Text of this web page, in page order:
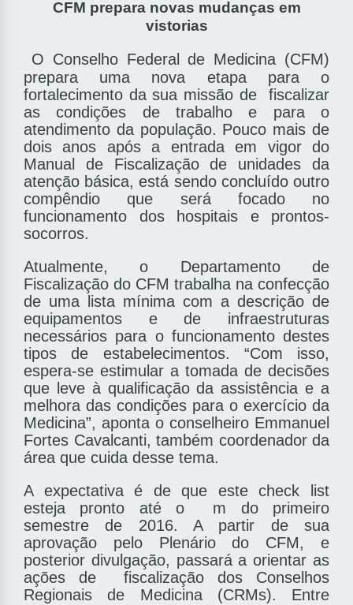
CFM prepara novas mudanças em
vistorias
O Conselho Federal de Medicina (CFM)
prepara uma nova etapa para o
fortalecimento da sua missão de ­ fiscalizar
as condições de trabalho e para o
atendimento da população. Pouco mais de
dois anos após a entrada em vigor do
Manual de Fiscalização de unidades da
atenção básica, está sendo concluído outro
compêndio que será focado no
funcionamento dos hospitais e prontos-
socorros.
Atualmente, o Departamento de
Fiscalização do CFM trabalha na confecção
de uma lista mínima com a descrição de
equipamentos e de infraestruturas
necessários para o funcionamento destes
tipos de estabelecimentos. “Com isso,
espera-se estimular a tomada de decisões
que leve à quali­ficação da assistência e a
melhora das condições para o exercício da
Medicina”, aponta o conselheiro Emmanuel
Fortes Cavalcanti, também coordenador da
área que cuida desse tema.
A expectativa é de que este check list
esteja pronto até o ­ m do primeiro
semestre de 2016. A partir de sua
aprovação pelo Plenário do CFM, e
posterior divulgação, passará a orientar as
ações de ­ fiscalização dos Conselhos
Regionais de Medicina (CRMs). Entre